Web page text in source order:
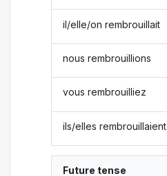
il/elle/on rembrouillait
nous rembrouillions
vous rembrouilliez
ils/elles rembrouillaient
Future tense